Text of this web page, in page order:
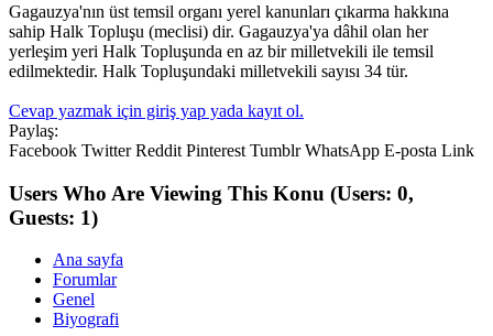
Gagauzya'nın üst temsil organı yerel kanunları çıkarma hakkına
sahip Halk Topluşu (meclisi) dir. Gagauzya'ya dâhil olan her
yerleşim yeri Halk Topluşunda en az bir milletvekili ile temsil
edilmektedir. Halk Topluşundaki milletvekili sayısı 34 tür.
Cevap yazmak için giriş yap yada kayıt ol.
Paylaş:
Facebook Twitter Reddit Pinterest Tumblr WhatsApp E-posta Link
Users Who Are Viewing This Konu (Users: 0,
Guests: 1)
Ana sayfa
Forumlar
Genel
Biyografi